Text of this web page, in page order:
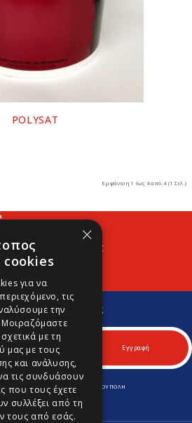
POLYSAT
Εμφάνιση 1 έως 4 από 4 (1 Σελ.)
Νέα Contact
στο Νewsletter μας
πρώτοι νέα και προσφορές μας.
Εγγραφή
& ΚΟΜΝΗΝΩΝ 70, Τ.Κ. 164 52 ΑΡΓΥΡΟΥΠΟΛΗ
210 9645701 -210 9646980
Fax.210 9645702
info@lagospainting.gr
×
cookies
για να
τις
την
Μοιραζόμαστε
με τη
μας με τους
και ανάλυσης,
τις συνδυάσουν
που τους έχετε
συλλέξει από τη
τους από εσάς.